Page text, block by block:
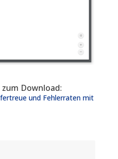
Download:
und Fehlerraten mit